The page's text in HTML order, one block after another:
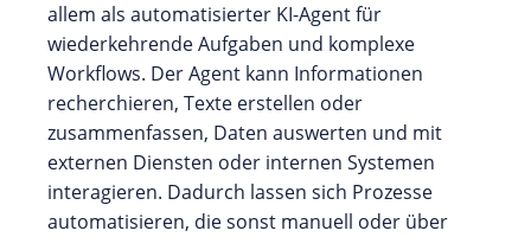
allem als automatisierter KI-Agent für
wiederkehrende Aufgaben und komplexe
Workflows. Der Agent kann Informationen
recherchieren, Texte erstellen oder
zusammenfassen, Daten auswerten und mit
externen Diensten oder internen Systemen
interagieren. Dadurch lassen sich Prozesse
automatisieren, die sonst manuell oder über